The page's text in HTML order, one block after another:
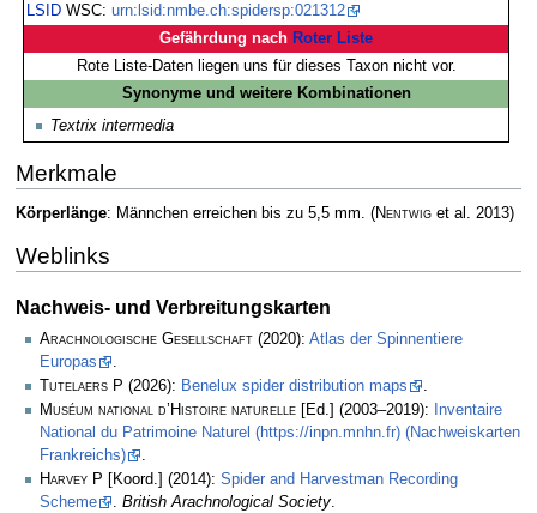
LSID WSC:urn:lsid:nmbe.ch:spidersp:021312
Gefährdung nach Roter Liste
Rote Liste-Daten liegen uns für dieses Taxon nicht vor.
Synonyme und weitere Kombinationen
Textrix intermedia
Merkmale
Körperlänge: Männchen erreichen bis zu 5,5 mm. (Nentwiget al. 2013)
Weblinks
Nachweis- und Verbreitungskarten
Arachnologische Gesellschaft (2020): Atlas der Spinnentiere
Europas
Tutelaers P (2026): Benelux spider distribution maps
.
Muséum national d’Histoire naturelle [Ed.] (2003–2019):
Inventaire
National du Patrimoine Naturel (https://inpn.mnhn.fr) (Nachweiskarten
Frankreichs)
.
Harvey P [Koord.] (2014): Spider and Harvestman Recording
Scheme
. British Arachnological Society.